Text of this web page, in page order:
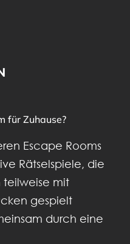
für Zuhause?
Escape Rooms
Rätselspiele, die
teilweise mit
gespielt
durch eine